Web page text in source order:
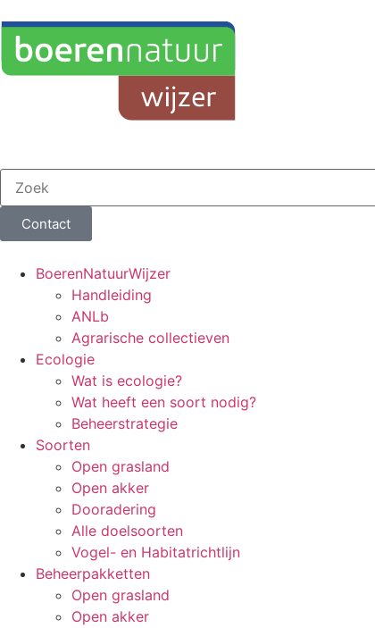
Contact
BoerenNatuurWijzer
Handleiding
ANLb
Agrarische collectieven
Ecologie
Wat is ecologie?
Wat heeft een soort nodig?
Beheerstrategie
Soorten
Open grasland
Open akker
Dooradering
Alle doelsoorten
Vogel- en Habitatrichtlijn
Beheerpakketten
Open grasland
Open akker